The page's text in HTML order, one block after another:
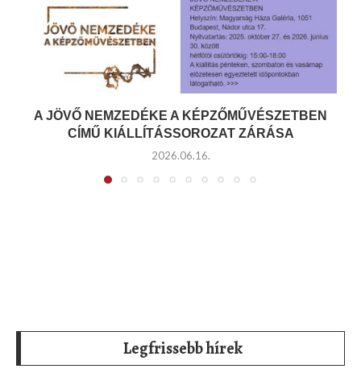
A JÖVŐ NEMZEDÉKE A KÉPZŐMŰVÉSZETBEN
CÍMŰ KIÁLLÍTÁSSOROZAT ZÁRÁSA
2026.06.16.
Legfrissebb hírek